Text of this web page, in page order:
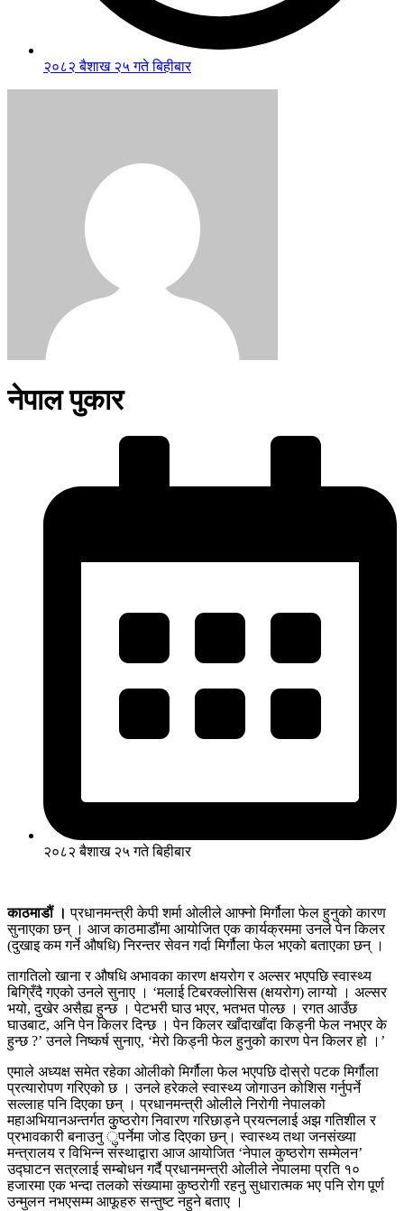
२०८२ बैशाख २५ गते बिहीबार
नेपाल पुकार
२०८२ बैशाख २५ गते बिहीबार
काठमाडौं ।प्रधानमन्त्री केपी शर्मा ओलीले आफ्नो मिर्गौला फेल हुनुको कारण
सुनाएका छन् । आज काठमाडौंमा आयोजित एक कार्यक्रममा उनले पेन किलर
(दुखाइ कम गर्ने औषधि) निरन्तर सेवन गर्दा मिर्गौला फेल भएको बताएका छन् ।
तागतिलो खाना र औषधि अभावका कारण क्षयरोग र अल्सर भएपछि स्वास्थ्य
बिग्रिँदै गएको उनले सुनाए । ‘मलाई टिबरक्लोसिस (क्षयरोग) लाग्यो । अल्सर
भयो, दुखेर असैह्य हुन्छ । पेटभरी घाउ भएर, भतभत पोल्छ । रगत आउँछ
घाउबाट, अनि पेन किलर दिन्छ । पेन किलर खाँदाखाँदा किड्नी फेल नभएर के
हुन्छ ?’ उनले निष्कर्ष सुनाए, ‘मेरो किड्नी फेल हुनुको कारण पेन किलर हो ।’
एमाले अध्यक्ष समेत रहेका ओलीको मिर्गौला फेल भएपछि दोस्रो पटक मिर्गौला
प्रत्यारोपण गरिएको छ । उनले हरेकले स्वास्थ्य जोगाउन कोशिस गर्नुपर्ने
सल्लाह पनि दिएका छन् । प्रधानमन्त्री ओलीले निरोगी नेपालको
महाअभियानअन्तर्गत कुुष्ठरोग निवारण गरिछाड्ने प्रयत्नलाई अझ गतिशील र
प्रभावकारी बनाउनु ुपर्नेमा जोड दिएका छन्। स्वास्थ्य तथा जनसंख्या
मन्त्रालय र विभिन्न संस्थाद्वारा आज आयोजित ‘नेपाल कुष्ठरोग सम्मेलन’
उद्घाटन सत्रलाई सम्बोधन गर्दै प्रधानमन्त्री ओलीले नेपालमा प्रति १०
हजारमा एक भन्दा तलको संख्यामा कुष्ठरोगी रहनु सुधारात्मक भए पनि रोग पूर्ण
उन्मुलन नभएसम्म आफूहरु सन्तुष्ट नहुने बताए ।